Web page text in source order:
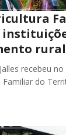
rural
recebeu
Familiar do